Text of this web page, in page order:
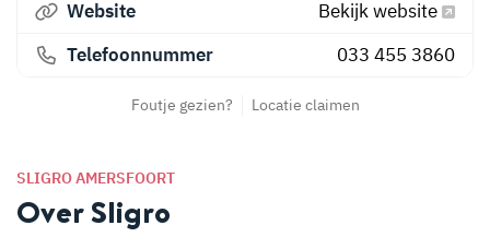
SLIGRO AMERSFOORT
Over Sligro
Website
Bekijk website
Telefoonnummer
033 455 3860
Foutje gezien? Locatie claimen